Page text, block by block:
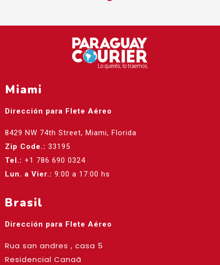
Miami
Dirección para Flete Aéreo
8429 NW 74th Street, Miami, Florida
Zip Code.: 33195
Tel.: +1 786 690 0324
Lun. a Vier.: 9:00 a 17:00 hs
Brasil
Dirección para Flete Aéreo
Rua san andres , casa 5
Residencial Canaã